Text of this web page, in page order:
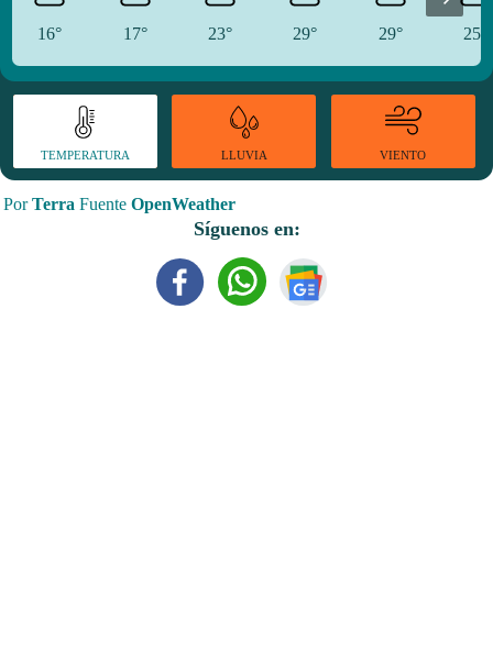
16° 17° 23° 29° 29° 25°
TEMPERATURA LLUVIA VIENTO
PorTerra Fuente OpenWeather
Síguenos en: